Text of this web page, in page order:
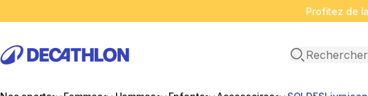
Profitez de la
Open search